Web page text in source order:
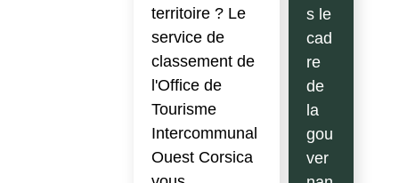
territoire ? Le
service de
classement de
l'Office de
Tourisme
Intercommunal
Ouest Corsica
s le
cad
re
de
la
gou
ver